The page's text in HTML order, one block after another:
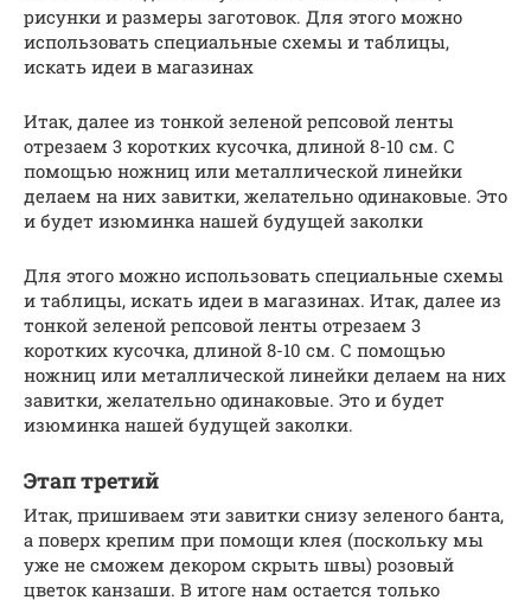
рисунки и размеры заготовок. Для этого можно
использовать специальные схемы и таблицы,
искать идеи в магазинах
Итак, далее из тонкой зеленой репсовой ленты
отрезаем 3 коротких кусочка, длиной 8-10 см. С
помощью ножниц или металлической линейки
делаем на них завитки, желательно одинаковые. Это
и будет изюминка нашей будущей заколки
Для этого можно использовать специальные схемы
и таблицы, искать идеи в магазинах. Итак, далее из
тонкой зеленой репсовой ленты отрезаем 3
коротких кусочка, длиной 8-10 см. С помощью
ножниц или металлической линейки делаем на них
завитки, желательно одинаковые. Это и будет
изюминка нашей будущей заколки.
Этап третий
Итак, пришиваем эти завитки снизу зеленого банта,
а поверх крепим при помощи клея (поскольку мы
уже не сможем декором скрыть швы) розовый
цветок канзаши. В итоге нам остается только